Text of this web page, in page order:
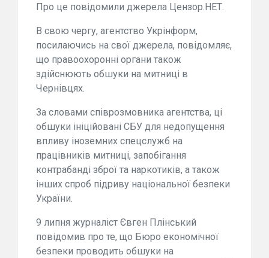
Про це повідомили джерела Цензор.НЕТ.
В свою чергу, агентство Укрінформ,
посилаючись на свої джерела, повідомляє,
що правоохоронні органи також
здійснюють обшуки на митниці в
Чернівцях.
За словами співрозмовника агентства, ці
обшуки ініційовані СБУ для недопущення
впливу іноземних спецслужб на
працівників митниці, запобігання
контрабанді зброї та наркотиків, а також
інших спроб підриву національної безпеки
України.
9 липня журналіст Євген Плінський
повідомив про те, що Бюро економічної
безпеки проводить обшуки на